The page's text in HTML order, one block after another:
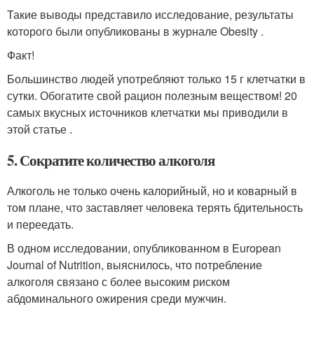
Такие выводы представило исследование, результаты
которого были опубликованы в журнале Obesity .
Факт!
Большинство людей употребляют только 15 г клетчатки в
сутки. Обогатите свой рацион полезным веществом! 20
самых вкусных источников клетчатки мы приводили в
этой статье .​
5. Сократите количество алкоголя
Алкоголь не только очень калорийный, но и коварный в
том плане, что заставляет человека терять бдительность
и переедать.
В одном исследовании, опубликованном в European
Journal of Nutrition, выяснилось, что потребление
алкоголя связано с более высоким риском
абдоминального ожирения среди мужчин.